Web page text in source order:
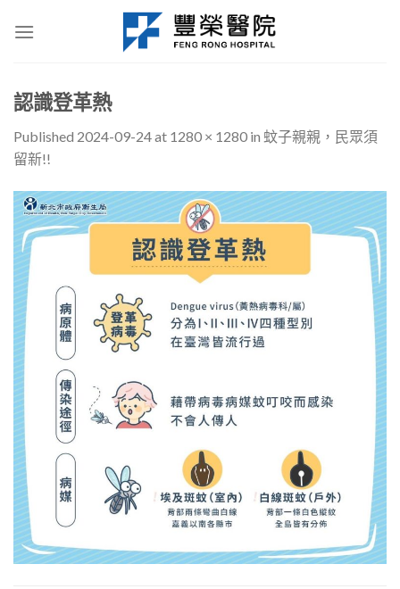
認識登革熱
Published 2024-09-24at 1280 × 1280 in 蚊子親親，民眾須
留新!!